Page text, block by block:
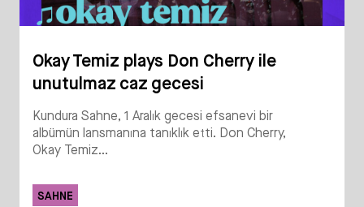
Okay Temiz plays Don Cherry ile
unutulmaz caz gecesi
Kundura Sahne, 1 Aralık gecesi efsanevi bir
albümün lansmanına tanıklık etti. Don Cherry,
Okay Temiz...
SAHNE